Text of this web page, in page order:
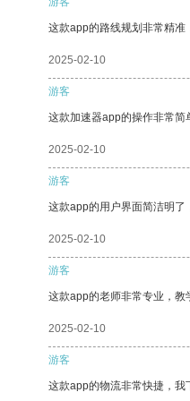
这款app的路线规划非常精准
2025-02-10
游客
这款加速器app的操作非常简
2025-02-10
游客
这款app的用户界面简洁明了
2025-02-10
游客
这款app的老师非常专业，教
2025-02-10
游客
这款app的物流非常快捷，我